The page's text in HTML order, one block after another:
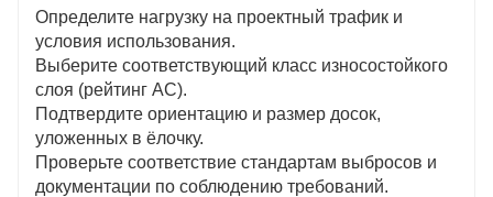
Определите нагрузку на проектный трафик и
условия использования.
Выберите соответствующий класс износостойкого
слоя (рейтинг AC).
Подтвердите ориентацию и размер досок,
уложенных в ёлочку.
Проверьте соответствие стандартам выбросов и
документации по соблюдению требований.